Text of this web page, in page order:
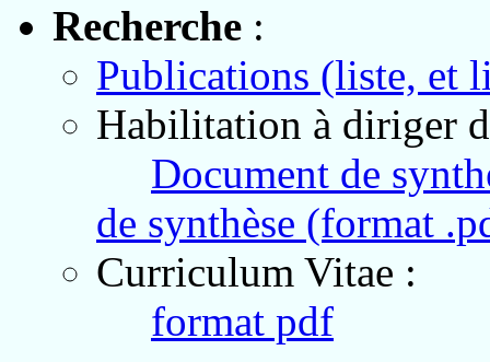
Recherche :
Publications (liste, et
Habilitation à diriger
Document de
de synthèse (format
Curriculum Vitae :
format pdf